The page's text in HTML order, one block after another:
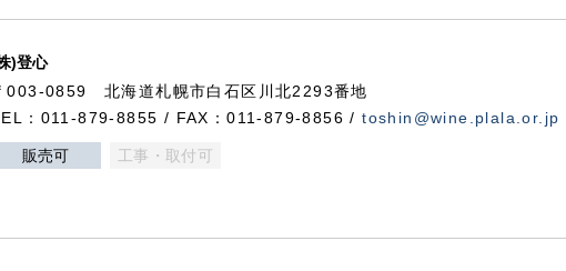
)登心
003-0859 北海道札幌市白石区川北2293番地
：011-879-8855 / FAX：011-879-8856 /toshin@wine.plala.or.jp
販売可 工事・取付可